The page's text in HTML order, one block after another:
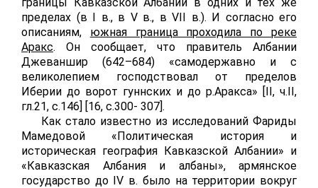
пределах (в I в., в Vв., в VII в.). И согласно его
описаниям, южная граница проходила по реке
Аракс. Он сообщает, что правитель Албании
Джеваншир (642–684) «самодержавно и с
великолепием господствовал от пределов
Иберии до ворот гуннских и до р.Аракса» [II, ч.II,
гл.21, с.146] [16, c.300- 307].
Как стало известно из исследований Фариды
Мамедовой «Политическая история и
историческая география Кавказской Албании» и
«Кавказская Албания и албаны», армянское
государство до IV в. было на территории вокруг